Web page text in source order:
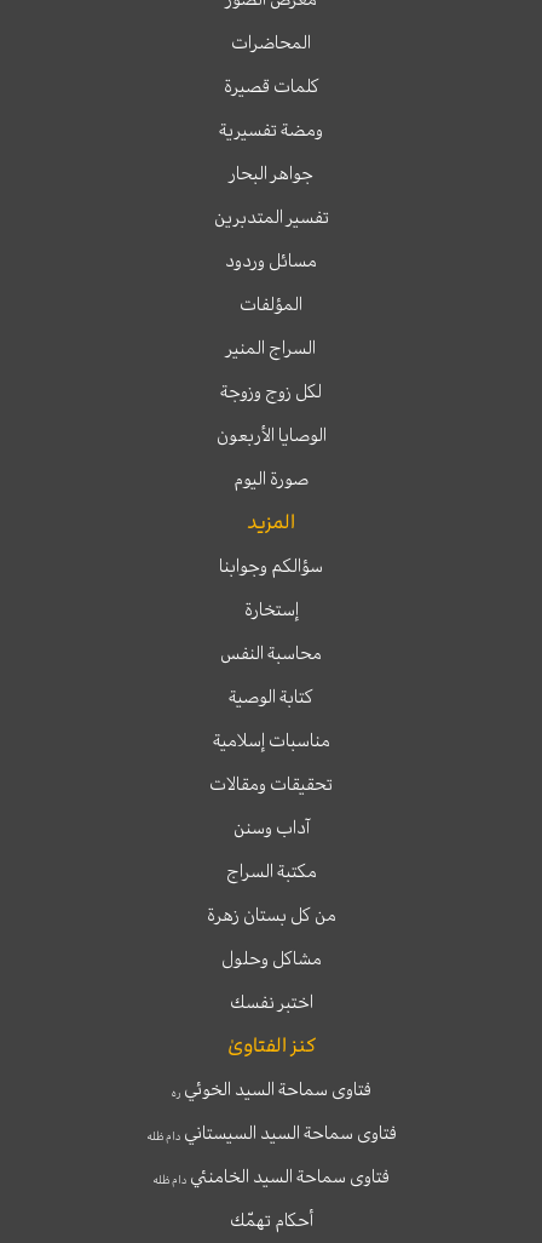
المحاضرات
كلمات قصيرة
ومضة تفسيرية
جواهر البحار
تفسير المتدبرين
مسائل وردود
المؤلفات
السراج المنير
لكل زوج وزوجة
الوصايا الأربعون
صورة اليوم
المزيد
سؤالكم وجوابنا
إستخارة
محاسبة النفس
كتابة الوصية
مناسبات إسلامية
تحقيقات ومقالات
آداب وسنن
مكتبة السراج
من كل بستان زهرة
مشاكل وحلول
اختبر نفسك
كنز الفتاوىٰ
فتاوى سماحة السيد الخوئيره
فتاوى سماحة السيد السيستانيدام ظله
فتاوى سماحة السيد الخامنئي دام ظله
أحكام تهمّك